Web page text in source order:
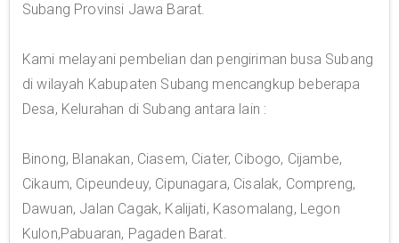
Subang Provinsi Jawa Barat.
Kami melayani pembelian dan pengiriman busa Subang
di wilayah Kabupaten Subang mencangkup beberapa
Desa, Kelurahan di Subang antara lain :
Binong, Blanakan, Ciasem, Ciater, Cibogo, Cijambe,
Cikaum, Cipeundeuy, Cipunagara, Cisalak, Compreng,
Dawuan, Jalan Cagak, Kalijati, Kasomalang, Legon
Kulon,Pabuaran, Pagaden Barat.